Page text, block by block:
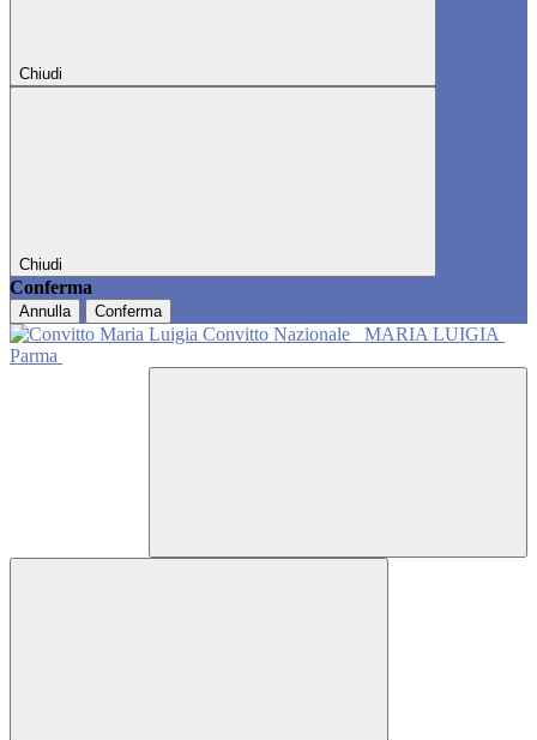
Chiudi
Chiudi
Conferma
Annulla Conferma
Convitto Nazionale
MARIA LUIGIA
Parma